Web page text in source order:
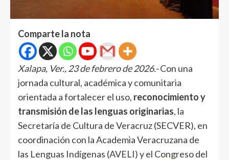
Comparte la nota
Xalapa, Ver., 23 de febrero de 2026.-Con una
jornada cultural, académica y comunitaria
orientada a fortalecer el uso, reconocimiento y
transmisión de las lenguas originarias, la
Secretaría de Cultura de Veracruz (SECVER), en
coordinación con la Academia Veracruzana de
las Lenguas Indígenas (AVELI) y el Congreso del